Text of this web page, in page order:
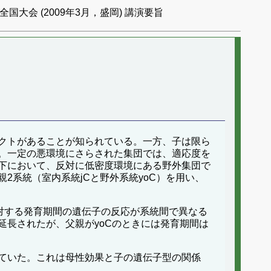
国大会 (2009年3月，盛岡) 講演要旨
があることが知られている。一方、子は限ら
一定の悪環境にさらされた集団では、適応度を
おいて、反対に低密度環境にある野外集団で
系統（室内系統jCと野外系統yoC）を用い、
る発育期間の遺伝子の反応が系統間で異なる
長されたが、父親がyoCのときには発育期間は
いた。これは母性効果と子の遺伝子型の関係